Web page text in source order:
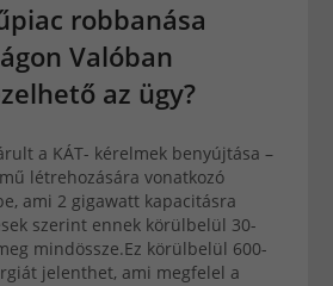
robbanása
Valóban
az ügy?
a KÁT- kérelmek benyújtása –
létrehozására vonatkozó
ami 2 gigawatt kapacitásra
szerint ennek körülbelül 30-
mindössze.Ez körülbelül 600-
jelenthet, ami megfelel a